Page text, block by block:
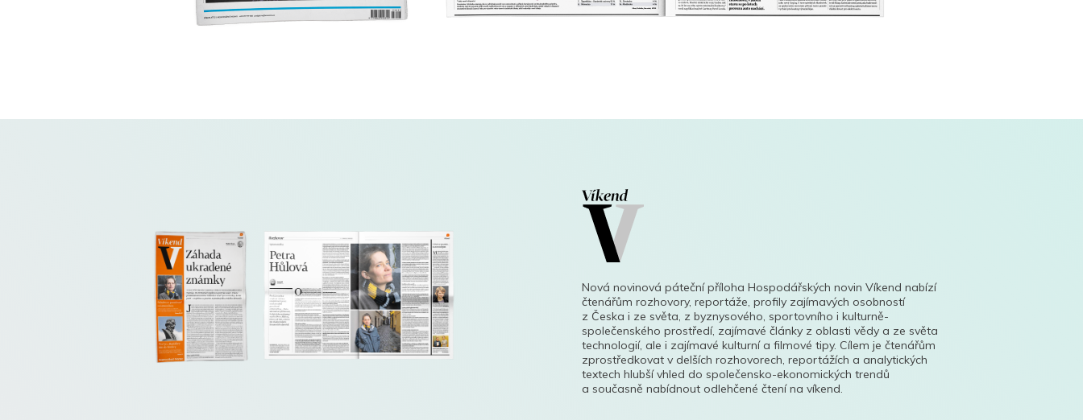
Nová novinová páteční příloha Hospodářských novin Víkend nabízí
čtenářům rozhovory, reportáže, profily zajímavých osobností
z Česka i ze světa, z byznysového, sportovního i kulturně-
společenského prostředí, zajímavé články z oblasti vědy a ze světa
technologií, ale i zajímavé kulturní a filmové tipy. Cílem je čtenářům
zprostředkovat v delších rozhovorech, reportážích a analytických
textech hlubší vhled do společensko-ekonomických trendů
a současně nabídnout odlehčené čtení na víkend.